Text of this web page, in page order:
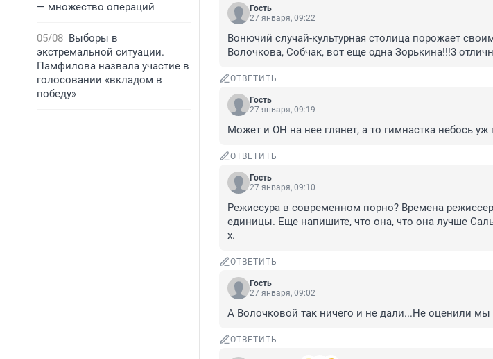
— множество операций
05/08 Выборы в
экстремальной ситуации.
Памфилова назвала участие в
голосовании «вкладом в
победу»
Гость
27 января, 09:22
Вонючий случай-культурная столица порожает
Волочкова, Собчак, вот еще одна Зорькина!!!3
ОТВЕТИТЬ
Гость
27 января, 09:19
Может и ОН на нее глянет, а то гимнастка небось уж
ОТВЕТИТЬ
Гость
27 января, 09:10
Режиссура в современном порно? Времена
единицы. Еще напишите, что она, что она лучше
х.
ОТВЕТИТЬ
Гость
27 января, 09:02
А Волочковой так ничего и не дали...Не оценили мы
ОТВЕТИТЬ